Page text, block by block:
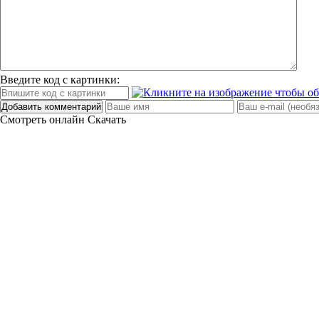
Введите код с картинки:
Добавить комментарий
Смотреть онлайн Скачать